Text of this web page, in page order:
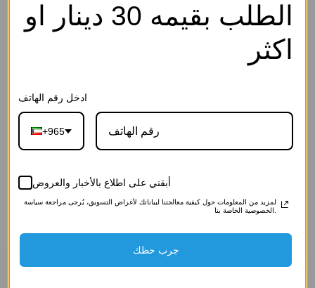
اكسسوار- Access.
3.750د.ك
إجـعلـهـا هـديــة
صناعي)
3.500 د.ك
الوردية(ورد
صناعي)
الفاخرة(ورد
صناعي)
الملاحظات
الطلب بقيمه 30 دينار او
اكثر
ادخل رقم الهاتف
+965
أبقني على اطلاع بالأخبار والعروض
لمزيد من المعلومات حول كيفية معالجتنا لبياناتك لأغراض التسويق، يُرجى مراجعة سياسة
جرب حظك